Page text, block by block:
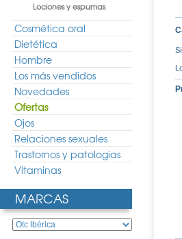
Lociones y espumas
Cosmética oral
Dietética
Hombre
Los más vendidos
Novedades
Ofertas
Ojos
Relaciones sexuales
Trastornos y patologias
Vitaminas
MARCAS
Pack Elimina
1,5%
14.65 €
Atopica 125ml
12.45 €